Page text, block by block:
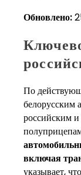
Обновлено:
По
белорусским
российским
включая
указывает,